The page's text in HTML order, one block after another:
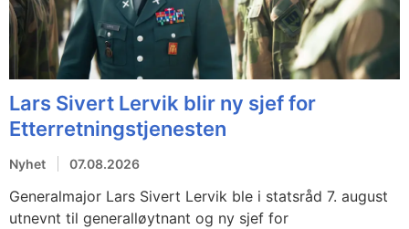
Lars Sivert Lervik blir ny sjef for
Etterretningstjenesten
Nyhet 07.08.2026
Generalmajor Lars Sivert Lervik ble i statsråd 7. august
utnevnt til generalløytnant og ny sjef for